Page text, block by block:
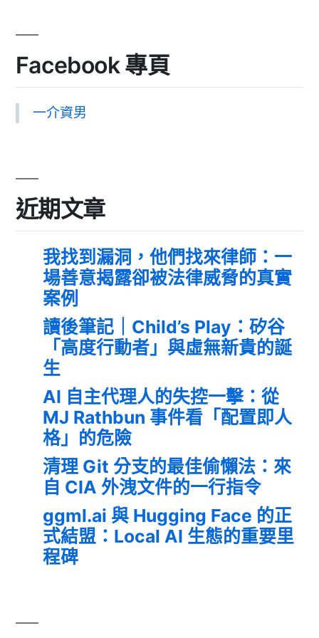
Facebook 專頁
一介資男
近期文章
我找到漏洞，他們找來律師：一
場善意揭露卻被法律威脅的真實
案例
讀後筆記｜Child’s Play：矽谷
「高度行動者」與虛無新貴的誕
生
AI 自主代理人的失控一擊：從
MJ Rathbun 事件看「配置即人
格」的危險
清理 Git 分支的最佳偷懶法：來
自 CIA 外洩文件的一行指令
ggml.ai 與 Hugging Face 的正
式結盟：Local AI 生態的重要里
程碑